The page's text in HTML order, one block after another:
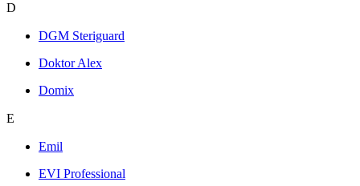
D
DGM Steriguard
Doktor Alex
Domix
E
Emil
EVI Professional